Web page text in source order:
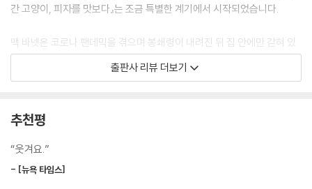
간 고양이, 피자를 맛보다』는 조금 특별한 계기에서 시작되었습니다.
맥 바넷은 코로나 팬데믹을 겪으며 봉쇄령이 내려진 뒤 집 안에만 갇혀 있
는 어린이들을 위해 ‘맥 바넷의 북클럽쇼’를 기획했습니다. 거의 매일 소셜
미디어의 라이브 방송을 통해 그림책을 읽어주면서 미국은 물론 전 세계의
을 알았다고 말합니다. 그래서 맥 바넷은 낭독회 외에도 매주 토요일, 숀 해
리스와 함께 만화를 만들어 라이브 쇼의 형식으로 들려주었습니다. 멀리
티브가 되어 『처음 우주로 간 고양이, 피자를 맛보다』라는 그래픽 노블이
출판사 리뷰 더보기
추천평
“웃겨요.”
- [뉴욕 타임스]